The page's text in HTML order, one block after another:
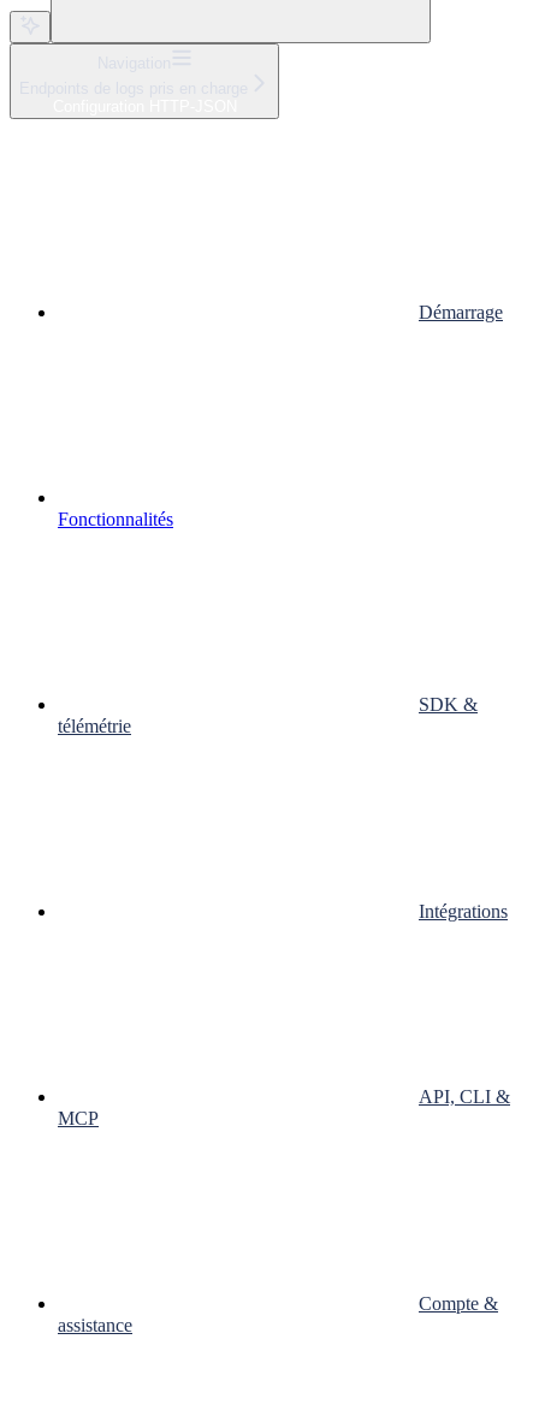
Démarrage
Fonctionnalités
SDK &
télémétrie
Intégrations
API, CLI &
MCP
Compte &
assistance